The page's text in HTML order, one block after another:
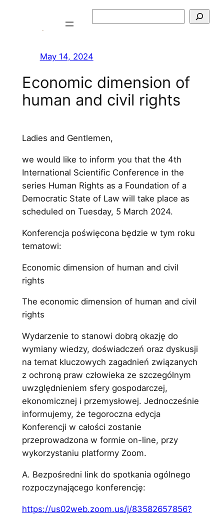
May 14, 2024
Economic dimension of
human and civil rights
Ladies and Gentlemen,
we would like to inform you that the 4th
International Scientific Conference in the
series Human Rights as a Foundation of a
Democratic State of Law will take place as
scheduled on Tuesday, 5 March 2024.
Konferencja poświęcona będzie w tym roku
tematowi:
Economic dimension of human and civil
rights
The economic dimension of human and civil
rights
Wydarzenie to stanowi dobrą okazję do
wymiany wiedzy, doświadczeń oraz dyskusji
na temat kluczowych zagadnień związanych
z ochroną praw człowieka ze szczególnym
uwzględnieniem sfery gospodarczej,
ekonomicznej i przemysłowej. Jednocześnie
informujemy, że tegoroczna edycja
Konferencji w całości zostanie
przeprowadzona w formie on-line, przy
wykorzystaniu platformy Zoom.
A. Bezpośredni link do spotkania ogólnego
rozpoczynającego konferencję:
https://us02web.zoom.us/j/83582657856?